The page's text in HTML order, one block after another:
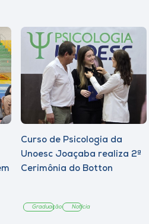
Curso de Psicologia da
Unoesc Joaçaba realiza 2ª
Cerimônia do Botton
Graduação Notícia